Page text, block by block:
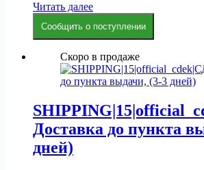
Читать далее
Сообщить о поступлении
Скоро в продаже
Доставка до пункта
дней)